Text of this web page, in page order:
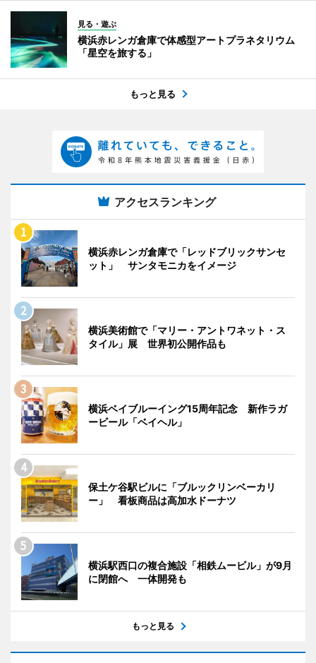
見る・遊ぶ
横浜赤レンガ倉庫で体感型アートプラネタリウム
「星空を旅する」
もっと見る
アクセスランキング
横浜赤レンガ倉庫で「レッドブリックサンセ
ット」 サンタモニカをイメージ
横浜美術館で「マリー・アントワネット・ス
タイル」展 世界初公開作品も
横浜ベイブルーイング15周年記念 新作ラガ
ービール「ベイヘル」
保土ケ谷駅ビルに「ブルックリンベーカリ
ー」 看板商品は高加水ドーナツ
横浜駅西口の複合施設「相鉄ムービル」が9月
に閉館へ 一体開発も
もっと見る